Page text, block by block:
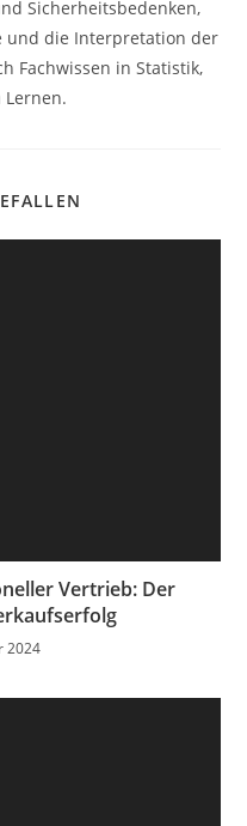
Sicherheitsbedenken,
und die Interpretation der
Fachwissen in Statistik,
Vertrieb: Der
2024